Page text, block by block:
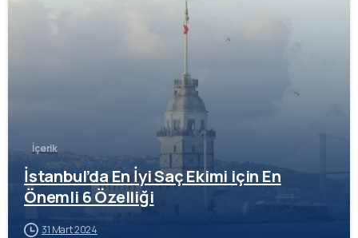
İçerik
İstanbul’da En İyi Saç Ekimi için En
Önemli 6 Özelliği
31 Mart 2024